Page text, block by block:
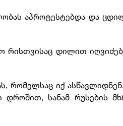
აპროტესტებდა და
რისთვისაც დილით
რომელსაც იქ
დროშით, სანამ რუსების